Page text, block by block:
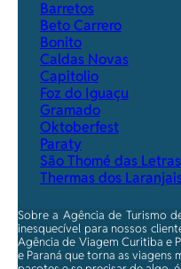
Barretos
Beto Carrero
Bonito
Caldas Novas
Capitolio
Foz do Iguaçu
Gramado
Oktoberfest
Paraty
São Thomé das Letras
Thermas dos
Sobre a Agência de Turismo
inesquecível para nossos
Agência de Viagem Curitiba e
e Paraná que torna as viagens